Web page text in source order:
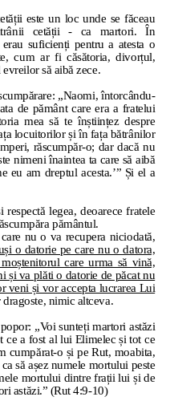
este un loc unde se făceau
cetății - ca martori. În
suficienți pentru a atesta o
cum ar fi căsătoria, divorțul,
să aibă zece.
„Naomi, întorcându-
de pământ care era a fratelui
mea să te înștiințez despre
locuitorilor și în fața bătrânilor
răscumpăr-o; dar dacă nu
nimeni înaintea ta care să aibă
eu am dreptul acesta.’” Și el a
legea, deoarece fratele
pământul.
nu o va recupera niciodată,
o datorie pe care nu o datora,
care urma să vină,
și va plăti o datorie de păcat nu
veni și vor accepta lucrarea Lui
dragoste, nimic altceva.
„Voi sunteți martori astăzi
ce a fost al lui Elimelec și tot ce
cumpărat-o și pe Rut, moabita,
să așez numele mortului peste
mortului dintre frații lui și de
astăzi.” (Rut 4:9-10)